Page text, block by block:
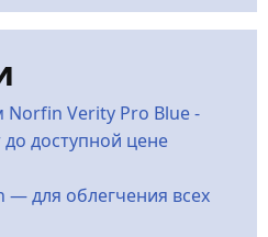
Verity Pro Blue -
доступной цене
— для облегчения всех